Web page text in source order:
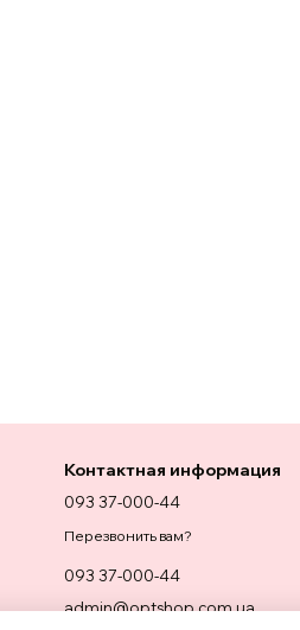
Контактная информация
093 37-000-44
Перезвонить вам?
093 37-000-44
admin@optshop.com.ua